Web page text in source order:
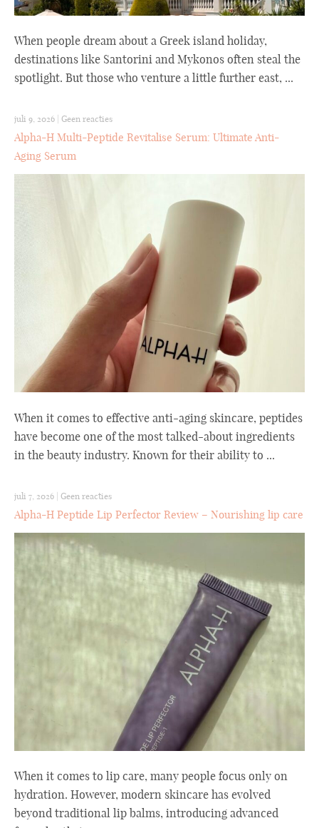
When people dream about a Greek island holiday,
destinations like Santorini and Mykonos often steal the
spotlight. But those who venture a little further east, ...
juli 9, 2026 Geen reacties
Alpha-H Multi-Peptide Revitalise Serum: Ultimate Anti-
Aging Serum
When it comes to effective anti-aging skincare, peptides
have become one of the most talked-about ingredients
in the beauty industry. Known for their ability to ...
juli 7, 2026 | Geen reacties
Alpha-H Peptide Lip Perfector Review – Nourishing lip care
When it comes to lip care, many people focus only on
hydration. However, modern skincare has evolved
beyond traditional lip balms, introducing advanced